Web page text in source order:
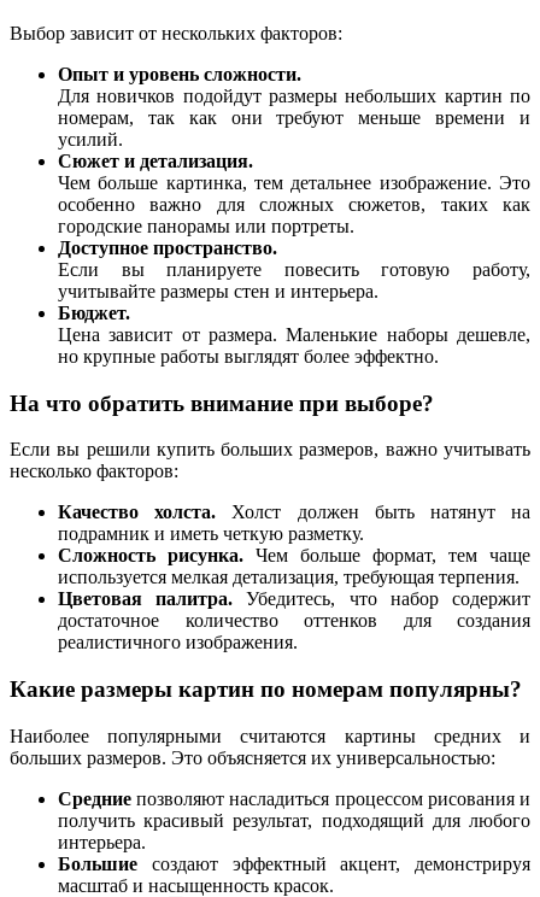
Выбор зависит от нескольких факторов:
Опыт и уровень сложности.
Для новичков подойдут размеры небольших картин по
номерам, так как они требуют меньше времени и
усилий.
Сюжет и детализация.
Чем больше картинка, тем детальнее изображение. Это
особенно важно для сложных сюжетов, таких как
городские панорамы или портреты.
Доступное пространство.
Если вы планируете повесить готовую работу,
учитывайте размеры стен и интерьера.
Бюджет.
Цена зависит от размера. Маленькие наборы дешевле,
но крупные работы выглядят более эффектно.
На что обратить внимание при выборе?
Если вы решили купить больших размеров, важно учитывать
несколько факторов:
Качество холста. Холст должен быть натянут на
подрамник и иметь четкую разметку.
Сложность рисунка. Чем больше формат, тем чаще
используется мелкая детализация, требующая терпения.
Цветовая палитра. Убедитесь, что набор содержит
достаточное количество оттенков для создания
реалистичного изображения.
Какие размеры картин по номерам популярны?
Наиболее популярными считаются картины средних и
больших размеров. Это объясняется их универсальностью:
Средние позволяют насладиться процессом рисования и
получить красивый результат, подходящий для любого
интерьера.
Большие создают эффектный акцент, демонстрируя
масштаб и насыщенность красок.